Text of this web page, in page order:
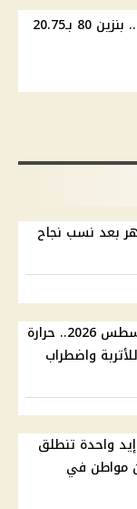
أسعار الوقود في مصر اليوم .. بنزين 80 بـ20.75
بعد نسب نجاح
حالة الطقس غدا الأحد 9 أغسطس 2026.. حرارة
واضطراب
واحدة تنطلق
لدعم 3 ملايين مواطن في